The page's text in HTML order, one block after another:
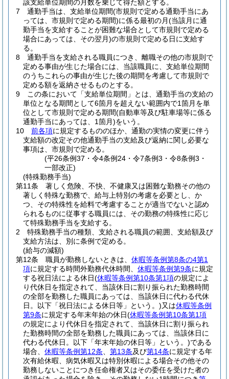
該支給単位期間の月数を乗じて得た額とする。
7
通勤手当は、支給単位期間(市規則で定める通勤手当にあ
っては、市規則で定める期間)に係る最初の月(当該月に通
勤手当を支給することが困難な場合として市規則で定める
場合にあっては、その翌月)の市規則で定める日に支給す
る。
8
通勤手当を支給される職員につき、離職その他の市規則で
定める事由が生じた場合には、当該職員に、支給単位期間
のうちこれらの事由が生じた後の期間を考慮して市規則で
定める額を返納させるものとする。
9
この条において「支給単位期間」とは、通勤手当の支給の
単位となる期間として6箇月を超えない範囲内で1箇月を単
位として市規則で定める期間(自動車等及び駐車場等に係る
通勤手当にあっては、1箇月)をいう。
10
前各項に規定するもののほか、通勤の実情の変更に伴う
支給額の改定その他通勤手当の支給及び返納に関し必要な
事項は、市規則で定める。
(平26条例37・令4条例24・令7条例3・令8条例3・
一部改正)
(特殊勤務手当)
第11条
著しく危険、不快、不健康又は困難な勤務その他の
著しく特殊な勤務で、給与上特別の考慮を必要とし、か
つ、その特殊性を給料で考慮することが適当でないと認め
られるものに従事する職員には、その勤務の特殊性に応じ
て特殊勤務手当を支給する。
2
特殊勤務手当の種類、支給される職員の範囲、支給額及び
支給方法は、別に条例で定める。
(給与の減額)
第12条
職員が勤務しないときは、 休暇等条例第8条の4第1
項に規定する時間外勤務代休時間、 休暇等条例第9条に規定
する祝日法による休日(休暇等条例第10条第1項の規定によ
り代休日を指定されて、当該休日に割り振られた勤務時間
の全部を勤務した職員にあっては、当該休日に代わる代休
日。以下「祝日法による休日等」という。)又は休暇等条例
第9条に規定する年末年始の休日(休暇等条例第10条第1項
の規定により代休日を指定されて、当該休日に割り振られ
た勤務時間の全部を勤務した職員にあっては、当該休日に
代わる代休日。以下「年末年始の休日等」という。)である
場合、 休暇等条例第12条 第13条及び第14条に規定する年
次有給休暇、病気休暇又は特別休暇による場合その他その
勤務しないことにつき任命権者又はその委任を受けた者の